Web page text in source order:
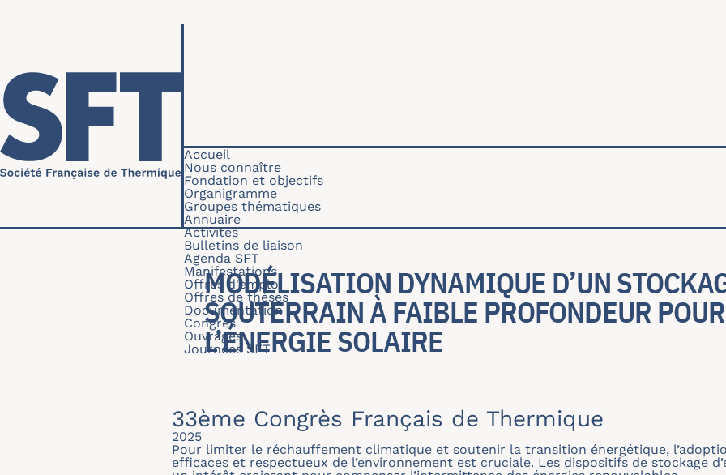
Navigation principale
Accueil
Nous connaître
Fondation et objectifs
Organigramme
Groupes thématiques
Annuaire
Activités
Bulletins de liaison
Agenda SFT
Manifestations
Offres d'emploi
Offres de thèses
Documentation
Congrès
Ouvrages
Journées SFT
MODÉLISATION DYNAMIQUE D’UN
SOUTERRAIN À FAIBLE PROFONDEUR
L’ÉNERGIE SOLAIRE
33ème Congrès Français de Thermique
2025
Pour limiter le réchauffement climatique et soutenir la transition énergétique,
efficaces et respectueux de l’environnement est cruciale. Les dispositifs de stockage